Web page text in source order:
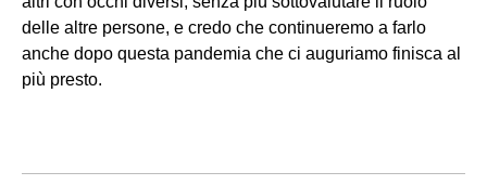
delle altre persone, e credo che continueremo a farlo
anche dopo questa pandemia che ci auguriamo finisca al
più presto.